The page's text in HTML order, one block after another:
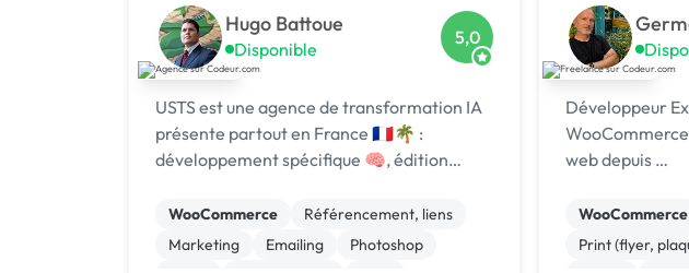
Hugo Battoue
Disponible
5,0
USTS est une agence de transformation IA
présente partout en France 🇫🇷🌴 :
développement spécifique 🧠, édition
Agréée CII, CIR, Qualiopi, 1er [URL
MASQUÉE] 🏆 !
WooCommerce
Référencement, liens
Marketing
Emailing
Photoshop
Développeur
web depuis …
WooCommerce
Print (flyer,